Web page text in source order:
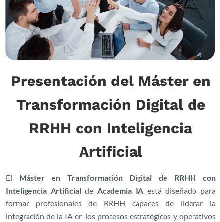
Presentación del Máster en
Transformación Digital de
RRHH con Inteligencia
Artificial
El Máster en Transformación Digital de RRHH con
Inteligencia Artificialde Academia IA está diseñado para
formar profesionales de RRHH capaces de liderar la
integración de la IA en los procesos estratégicos y operativos